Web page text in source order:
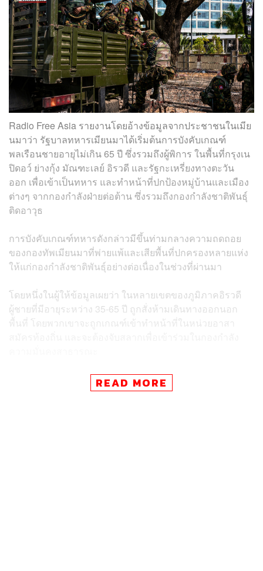
Radio Free Asia รายงานโดยอ้างข้อมูลจากประชาชนในเมีย
นมาว่า รัฐบาลทหารเมียนมาได้เริ่มต้นการบังคับเกณฑ์
พลเรือนชายอายุไม่เกิน 65 ปี ซึ่งรวมถึงผู้พิการ ในพื้นที่กรุงเน
ปิดอว์ ย่างกุ้ง มัณฑะเลย์ อิรวดี และรัฐกะเหรี่ยงทางตะวัน
ออก เพื่อเข้าเป็นทหาร และทำหน้าที่ปกป้องหมู่บ้านและเมือง
ต่างๆ จากกองกำลังฝ่ายต่อต้าน ซึ่งรวมถึงกองกำลังชาติพันธุ์
ติดอาวุธ
การบังคับเกณฑ์ทหารดังกล่าวมีขึ้นท่ามกลางความถดถอย
ของกองทัพเมียนมาที่พ่ายแพ้และเสียพื้นที่ปกครองหลายแห่ง
ให้แก่กองกำลังชาติพันธุ์อย่างต่อเนื่องในช่วงที่ผ่านมา
โดยหนึ่งในผู้ให้ข้อมูลเผยว่า ในหลายเขตของภูมิภาคอิรวดี
ผู้ชายที่มีอายุระหว่าง 35-65 ปี ถูกสั่งห้ามเดินทางออกนอก
พื้นที่ โดยพวกเขาจะถูกเกณฑ์เข้าทำหน้าที่ในหน่วยอาสา
ในบางหมู่บ้าน เช่น หมู่บ้าน Yae Kyi มีรายงานว่ารัฐบาล
ทหารได้บังคับเกณฑ์ผู้พิการเข้าร่วมกองกำลังดังกล่าวด้วย
READ MORE